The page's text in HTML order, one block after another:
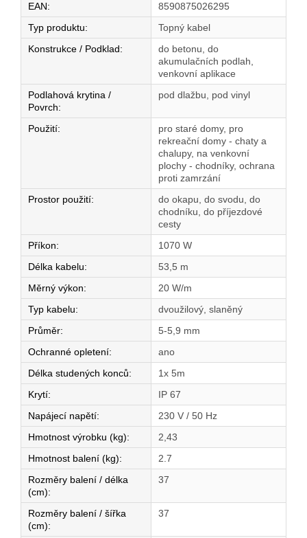
EAN:
8590875026295
Typ produktu:
Topný kabel
Konstrukce / Podklad:
do betonu, do
akumulačních podlah,
venkovní aplikace
Podlahová krytina /
Povrch:
pod dlažbu, pod vinyl
Použití:
pro staré domy, pro
rekreační domy - chaty a
chalupy, na venkovní
plochy - chodníky, ochrana
proti zamrzání
Prostor použití:
do okapu, do svodu, do
chodníku, do příjezdové
cesty
Příkon:
1070 W
Délka kabelu:
53,5 m
Měrný výkon:
20 W/m
Typ kabelu:
dvoužilový, slaněný
Průměr:
5-5,9 mm
Ochranné opletení:
ano
Délka studených konců:
1x 5m
Krytí:
IP 67
Napájecí napětí:
230 V / 50 Hz
Hmotnost výrobku (kg):
2,43
Hmotnost balení (kg):
2.7
Rozměry balení / délka
(cm):
37
Rozměry balení / šířka
(cm):
37